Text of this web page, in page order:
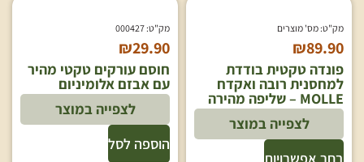
מק"ט: מס' מוצרים
₪89.90
פונדה טקטית בודדת
למחסנית רובה ואקדח
MOLLE – שליפה מהירה
בחר אפשרויות
לצפייה במוצר
מק"ט: 000427
₪29.90
חוסם עורקים טקטי מהיר
עם אבזם אלומיניום
הוספה לסל
לצפייה במוצר